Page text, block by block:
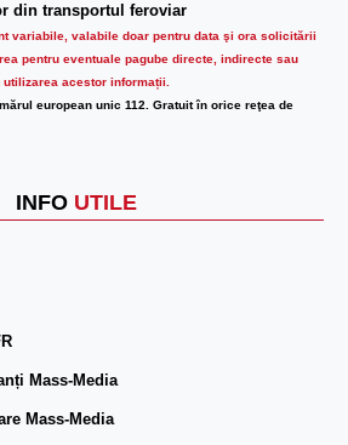
din transportul feroviar
variabile, valabile doar pentru data şi ora solicitării
pentru eventuale pagube directe, indirecte sau
acestor informații.
european unic 112. Gratuit în orice reţea de
INFO UTILE
Mass-Media
Mass-Media